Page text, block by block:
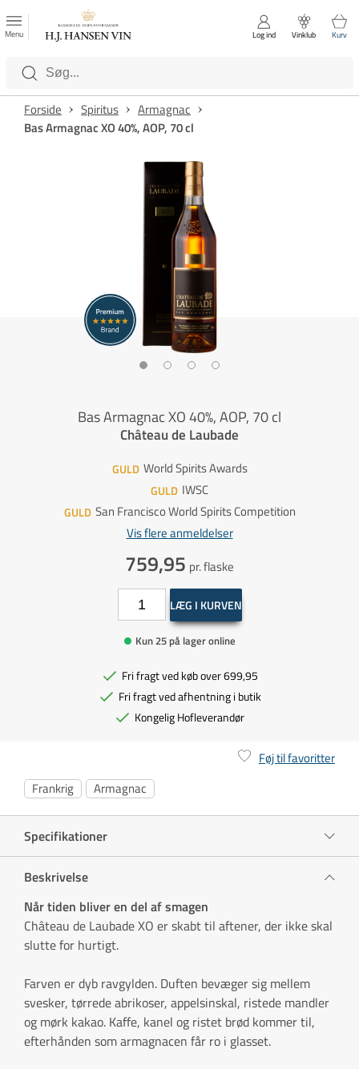
Luk
Kategorier
Menu Log ind Vinklub Kurv
Forside Spiritus
Armagnac
Bas Armagnac XO 40%, AOP, 70 cl
Bas Armagnac XO 40%, AOP, 70 cl
Château de Laubade
GULD World Spirits Awards
GULD IWSC
GULD San Francisco World Spirits Competition
Vis flere anmeldelser
759,95 pr. flaske
LÆG I KURVEN
Kun 25 på lager online
Fri fragt ved køb over 699,95
Fri fragt ved afhentning i butik
Kongelig Hofleverandør
Føj til favoritter
Frankrig
Armagnac
Specifikationer
Beskrivelse
Når tiden bliver en del af smagen
Château de Laubade XO er skabt til aftener, der ikke skal
slutte for hurtigt.
Farven er dyb ravgylden. Duften bevæger sig mellem
svesker, tørrede abrikoser, appelsinskal, ristede mandler
og mørk kakao. Kaffe, kanel og ristet brød kommer til,
efterhånden som armagnacen får ro i glasset.